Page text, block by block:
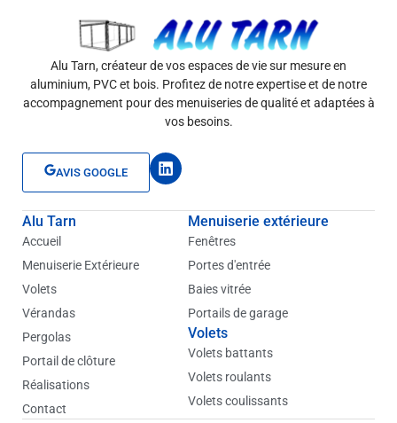
Alu Tarn, créateur de vos espaces de vie sur mesure en
aluminium, PVC et bois. Profitez de notre expertise et de notre
accompagnement pour des menuiseries de qualité et adaptées à
vos besoins.
AVIS GOOGLE
L
i
k
Alu Tarn
Accueil
Menuiserie Extérieure
Volets
Vérandas
Pergolas
Portail de clôture
Réalisations
Contact
Menuiserie extérieure
Fenêtres
Portes d'entrée
Baies vitrée
Portails de garage
Volets
Volets battants
Volets roulants
Volets coulissants